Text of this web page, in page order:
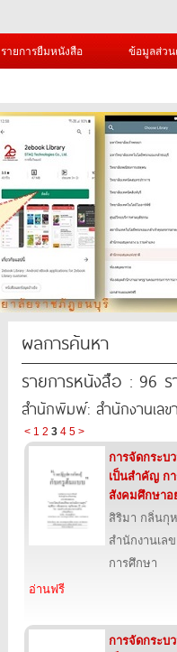
รายการยืมหนังสือ ข้อมูลส่ว
ผลการค้นหา
รายการหนังสือ : 96 ร
สำนักพิมพ์: สำนักงานเลข
< 1 2 3 4 5 >
การจัดกระบ
เป็นสำคัญ ก
สังคมศึกษาอ
สิริมา กลิ่นกุ
สำนักงานเล
การศึกษา
อ่านฟรี
การจัดกระบ